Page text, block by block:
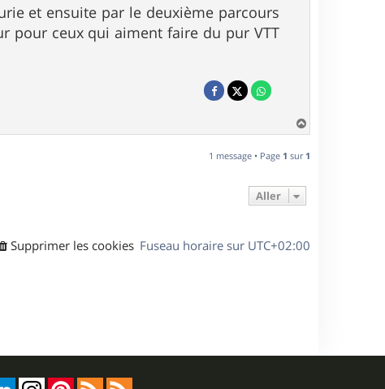
et ensuite par le deuxième parcours
pour ceux qui aiment faire du pur VTT
a
t
1 message • Page 1 sur 1
Aller
Fuseau horaire sur UTC+02:00
Supprimer les cookies